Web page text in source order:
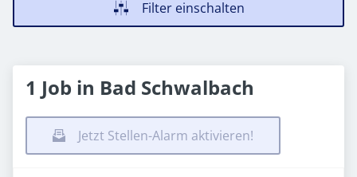
Filter einschalten
1 Job in Bad Schwalbach
Jetzt Stellen-Alarm aktivieren!